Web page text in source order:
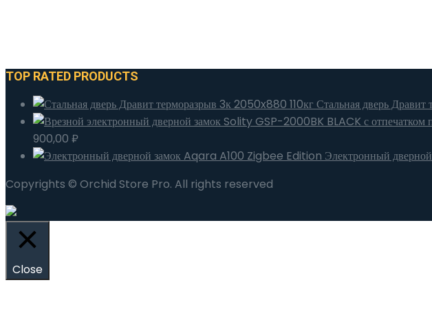
TOP RATED PRODUCTS
Стальная дверь
900,00 ₽
Электронный
Copyrights © Orchid Store Pro. All rights reserved
Close